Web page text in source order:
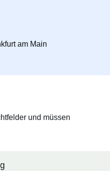
am Main
und müssen